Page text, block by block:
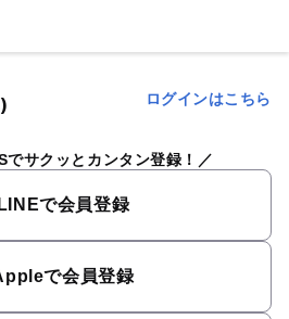
ログインはこちら
サクッとカンタン登録！
で会員登録
で会員登録